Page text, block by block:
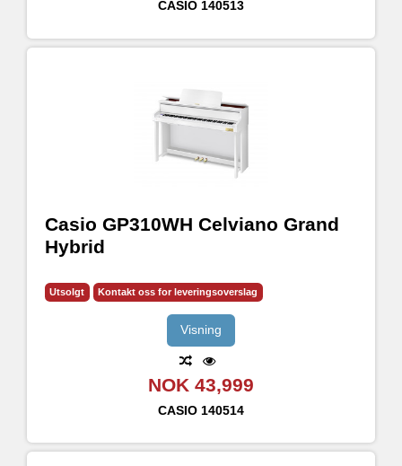
CASIO 140513
Casio GP310WH Celviano Grand
Hybrid
Utsolgt Kontakt oss for leveringsoverslag
Visning
NOK 43,999
CASIO 140514